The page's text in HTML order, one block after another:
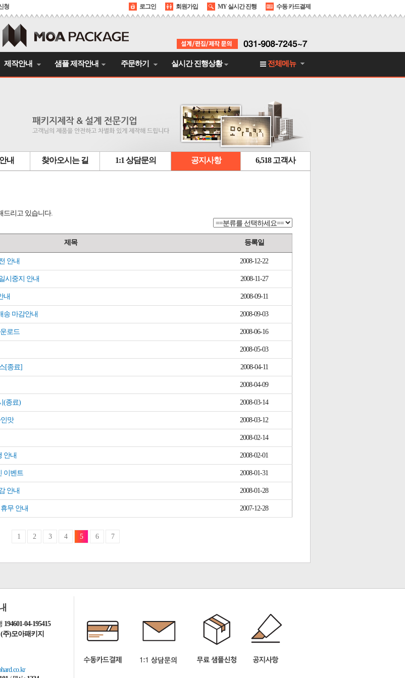
청 로그인 회원가입 MY 실시간 진행 수동 카드결제
전체메뉴
제작안내 샘플 제작안내 주문하기 실시간 진행상황
내 찾아오시는 길 1:1 상담문의 공지사항 6,518 고객사
드리고 있습니다.
제목 등록일
안내 2008-12-22
시중지 안내 2008-11-27
내 2008-09-11
송 마감안내 2008-09-03
로드 2008-06-16
2008-05-03
[종료] 2008-04-11
2008-04-09
(종료) 2008-03-14
맛 2008-03-12
2008-02-14
안내 2008-02-01
이벤트 2008-01-31
안내 2008-01-28
무 안내 2007-12-28
1 2 3 4 5 6 7
194601-04-195415
(주)모아패키지